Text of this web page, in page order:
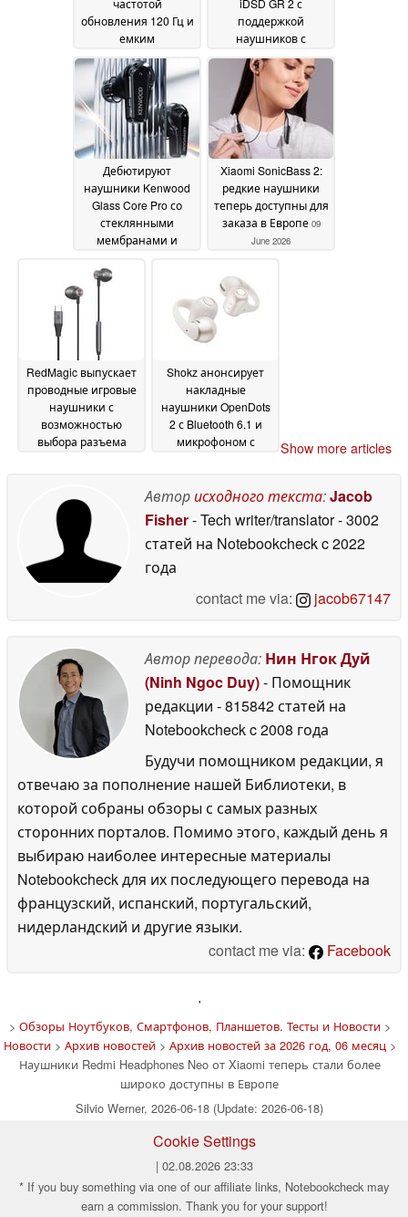
обновления 120 Гц и
емким
аккумулятором на 5
160 мА·ч24 June 2026
поддержкой
наушников с
высоким
импедансом, LDAC и
aptX Lossless13 June
2026
Дебютируют
наушники Kenwood
Glass Core Pro со
стеклянными
мембранами и
Xiaomi SonicBass 2:
редкие наушники
теперь доступны для
заказа в Европе 09
June 2026
RedMagic выпускает
проводные игровые
наушники с
возможностью
выбора разъема
Shokz анонсирует
накладные
наушники OpenDots
2 с Bluetooth 6.1 и
микрофоном с
June 2026
Show more articles
Авторисходного текста:Jacob
Fisher- Tech writer/translator- 3002
статей на Notebookcheckc 2022
года
contact me via:
jacob67147
Автор перевода: Нин Нгок Дуй
(Ninh Ngoc Duy)- Помощник
редакции - 815842 статей на
Notebookcheckc 2008 года
Будучи помощником редакции, я
отвечаю за пополнение нашей Библиотеки, в
которой собраны обзоры с самых разных
сторонних порталов. Помимо этого, каждый день я
выбираю наиболее интересные материалы
Notebookcheck для их последующего перевода на
французский, испанский, португальский,
нидерландский и другие языки.
contact me via:
Facebook
'
> Обзоры Ноутбуков, Смартфонов, Планшетов. Тесты и Новости>
Новости> Архив новостей> Архив новостей за 2026 год, 06 месяц>
Наушники Redmi Headphones Neo от Xiaomi теперь стали более
широко доступны в Европе
Silvio Werner, 2026-06-18 (Update: 2026-06-18)
Cookie Settings
| 02.08.2026 23:33
* If you buy something via one of our affiliate links, Notebookcheck may
earn a commission. Thank you for your support!